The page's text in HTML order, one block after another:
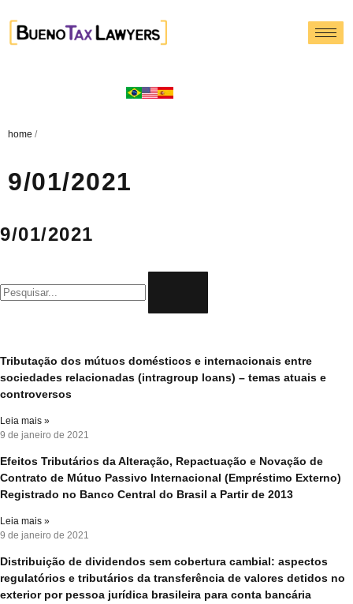
home /
9/01/2021
9/01/2021
Tributação dos mútuos domésticos e internacionais entre
sociedades relacionadas (intragroup loans) – temas atuais e
controversos
Leia mais »
9 de janeiro de 2021
Efeitos Tributários da Alteração, Repactuação e Novação de
Contrato de Mútuo Passivo Internacional (Empréstimo Externo)
Registrado no Banco Central do Brasil a Partir de 2013
Leia mais »
9 de janeiro de 2021
Distribuição de dividendos sem cobertura cambial: aspectos
regulatórios e tributários da transferência de valores detidos no
exterior por pessoa jurídica brasileira para conta bancária